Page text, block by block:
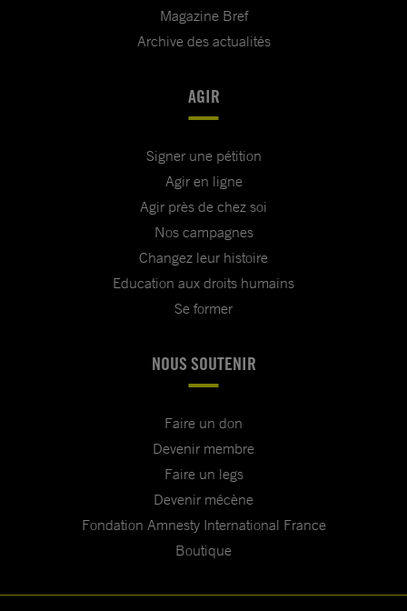
Magazine Bref
Archive des actualités
AGIR
Signer une pétition
Agir en ligne
Agir près de chez soi
Nos campagnes
Changez leur histoire
Education aux droits humains
Se former
NOUS SOUTENIR
Faire un don
Devenir membre
Faire un legs
Devenir mécène
Fondation Amnesty International France
Boutique